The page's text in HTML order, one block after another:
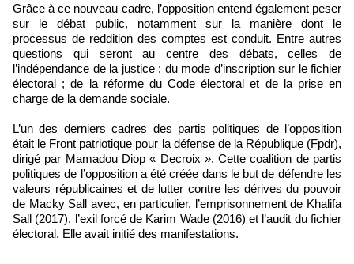
Grâce à ce nouveau cadre, l’opposition entend également peser
sur le débat public, notamment sur la manière dont le
processus de reddition des comptes est conduit. Entre autres
questions qui seront au centre des débats, celles de
l’indépendance de la justice ; du mode d’inscription sur le fichier
électoral ; de la réforme du Code électoral et de la prise en
charge de la demande sociale.
L’un des derniers cadres des partis politiques de l’opposition
était le Front patriotique pour la défense de la République (Fpdr),
dirigé par Mamadou Diop « Decroix ». Cette coalition de partis
politiques de l’opposition a été créée dans le but de défendre les
valeurs républicaines et de lutter contre les dérives du pouvoir
de Macky Sall avec, en particulier, l’emprisonnement de Khalifa
Sall (2017), l’exil forcé de Karim Wade (2016) et l’audit du fichier
électoral. Elle avait initié des manifestations.